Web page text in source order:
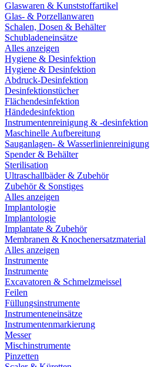
Glaswaren & Kunststoffartikel
Glas- & Porzellanwaren
Schalen, Dosen & Behälter
Schubladeneinsätze
Alles anzeigen
Hygiene & Desinfektion
Hygiene & Desinfektion
Abdruck-Desinfektion
Desinfektionstücher
Flächendesinfektion
Händedesinfektion
Instrumentenreinigung & -desinfektion
Maschinelle Aufbereitung
Sauganlagen- & Wasserlinienreinigung
Spender & Behälter
Sterilisation
Ultraschallbäder & Zubehör
Zubehör & Sonstiges
Alles anzeigen
Implantologie
Implantologie
Implantate & Zubehör
Membranen & Knochenersatzmaterial
Alles anzeigen
Instrumente
Instrumente
Excavatoren & Schmelzmeissel
Feilen
Füllungsinstrumente
Instrumenteneinsätze
Instrumentenmarkierung
Messer
Mischinstrumente
Pinzetten